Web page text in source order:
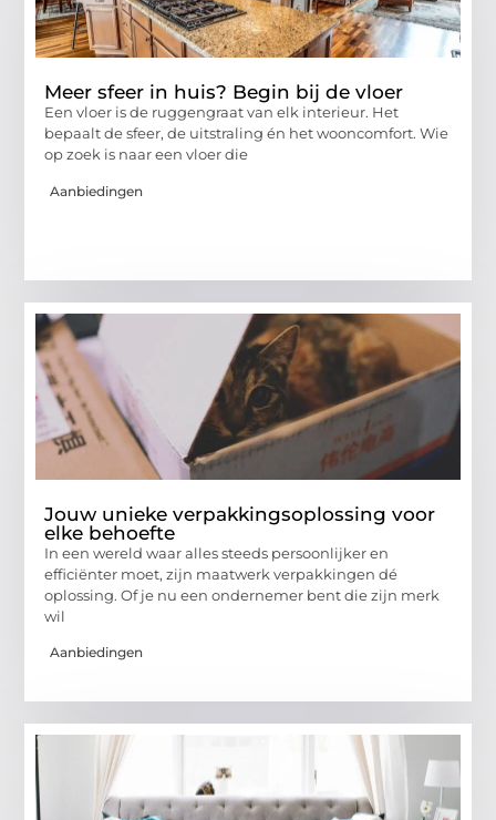
Meer sfeer in huis? Begin bij de vloer
Een vloer is de ruggengraat van elk interieur. Het
bepaalt de sfeer, de uitstraling én het wooncomfort. Wie
op zoek is naar een vloer die
Aanbiedingen
Jouw unieke verpakkingsoplossing voor
elke behoefte
In een wereld waar alles steeds persoonlijker en
efficiënter moet, zijn maatwerk verpakkingen dé
oplossing. Of je nu een ondernemer bent die zijn merk
wil
Aanbiedingen